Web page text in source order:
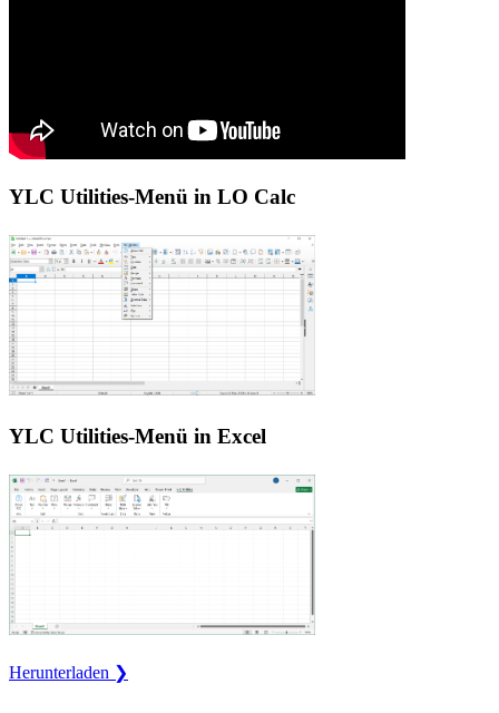
YLC Utilities-Menü in LO Calc
YLC Utilities-Menü in Excel
Herunterladen ❯